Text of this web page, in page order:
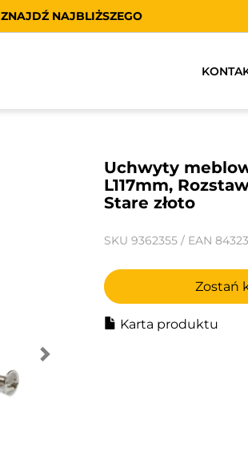
ZNAJDŹ NAJBLIŻSZEGO
Uchwyty
L117mm,
Stare złoto
SKU 9362355 / EAN
Zostań
Karta produktu